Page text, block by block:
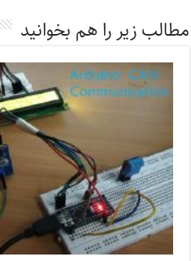
مطالب زیر را هم بخوانید